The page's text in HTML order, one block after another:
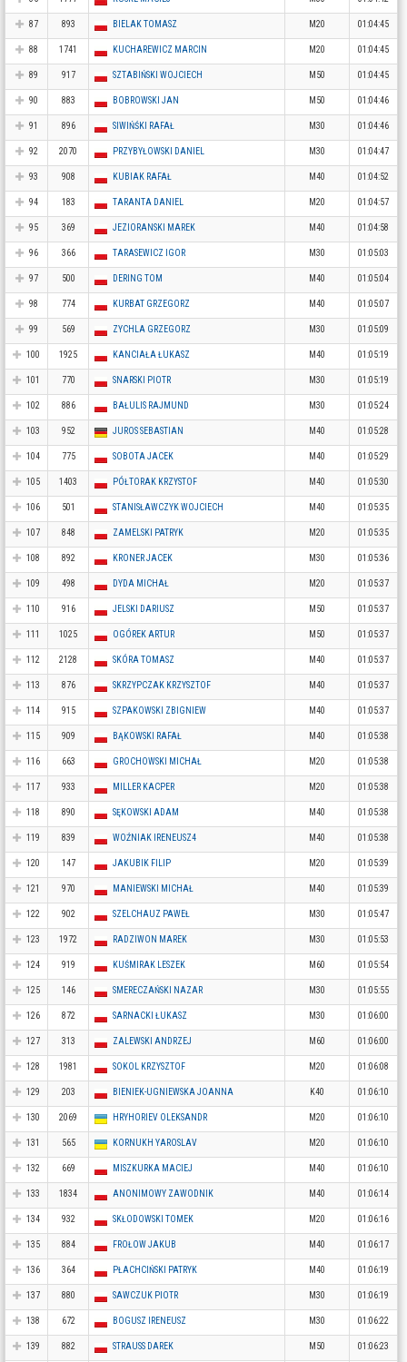
87 893 BIELAK TOMASZ M20 01:04:45
88 1741 KUCHAREWICZ MARCIN M20 01:04:45
89 917 SZTABIŃSKI WOJCIECH M50 01:04:45
90 883 BOBROWSKI JAN M50 01:04:46
91 896 SIWIŃŚKI RAFAŁ M30 01:04:46
92 2070 PRZYBYŁOWSKI DANIEL M30 01:04:47
93 908 KUBIAK RAFAŁ M40 01:04:52
94 183 TARANTA DANIEL M20 01:04:57
95 369 JEZIORANSKI MAREK M40 01:04:58
96 366 TARASEWICZ IGOR M30 01:05:03
97 500 DERING TOM M40 01:05:04
98 774 KURBAT GRZEGORZ M40 01:05:07
99 569 ZYCHLA GRZEGORZ M30 01:05:09
100 1925 KANCIAŁA ŁUKASZ M40 01:05:19
101 770 SNARSKI PIOTR M30 01:05:19
102 886 BAŁULIS RAJMUND M30 01:05:24
103 952 JUROS SEBASTIAN M40 01:05:28
104 775 SOBOTA JACEK M40 01:05:29
105 1403 PÓŁTORAK KRZYSTOF M40 01:05:30
106 501 STANISŁAWCZYK WOJCIECH M40 01:05:35
107 848 ZAMELSKI PATRYK M20 01:05:35
108 892 KRONER JACEK M30 01:05:36
109 498 DYDA MICHAŁ M20 01:05:37
110 916 JELSKI DARIUSZ M50 01:05:37
111 1025 OGÓREK ARTUR M50 01:05:37
112 2128 SKÓRA TOMASZ M40 01:05:37
113 876 SKRZYPCZAK KRZYSZTOF M40 01:05:37
114 915 SZPAKOWSKI ZBIGNIEW M40 01:05:37
115 909 BĄKOWSKI RAFAŁ M40 01:05:38
116 663 GROCHOWSKI MICHAŁ M20 01:05:38
117 933 MILLER KACPER M20 01:05:38
118 890 SĘKOWSKI ADAM M40 01:05:38
119 839 WOŹNIAK IRENEUSZ4 M40 01:05:38
120 147 JAKUBIK FILIP M20 01:05:39
121 970 MANIEWSKI MICHAŁ M40 01:05:39
122 902 SZELCHAUZ PAWEŁ M30 01:05:47
123 1972 RADZIWON MAREK M30 01:05:53
124 919 KUŚMIRAK LESZEK M60 01:05:54
125 146 SMERECZAŃSKI NAZAR M30 01:05:55
126 872 SARNACKI ŁUKASZ M30 01:06:00
127 313 ZALEWSKI ANDRZEJ M60 01:06:00
128 1981 SOKOL KRZYSZTOF M20 01:06:08
129 203 BIENIEK-UGNIEWSKA JOANNA K40 01:06:10
130 2069 HRYHORIEV OLEKSANDR M20 01:06:10
131 565 KORNUKH YAROSLAV M20 01:06:10
132 669 MISZKURKA MACIEJ M40 01:06:10
133 1834 ANONIMOWY ZAWODNIK M40 01:06:14
134 932 SKŁODOWSKI TOMEK M20 01:06:16
135 884 FROŁOW JAKUB M40 01:06:17
136 364 PŁACHCIŃSKI PATRYK M40 01:06:19
137 880 SAWCZUK PIOTR M30 01:06:19
138 672 BOGUSZ IRENEUSZ M30 01:06:22
139 882 STRAUSS DAREK M50 01:06:23